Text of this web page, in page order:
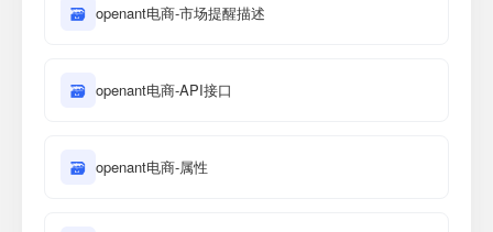
🗃 openant电商-市场提醒描述
🗃 openant电商-API接口
🗃 openant电商-属性